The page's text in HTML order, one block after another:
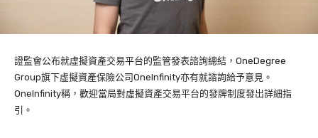
證監會公布就虛擬資產交易平台的監管發表諮詢總結，OneDegree
Group旗下虛擬資產保險公司OneInfinity亦有就諮詢給予意見。
OneInfinity稱，歡迎當局對虛擬資產交易平台的發牌制度發出詳細指
引。